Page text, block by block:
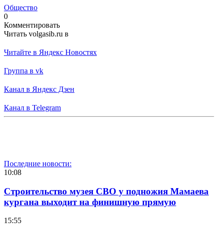
Общество
0
Комментировать
Читать volgasib.ru в
Читайте в Яндекс Новостях
Группа в vk
Канал в Яндекс Дзен
Канал в Telegram
Последние новости:
10:08
Строительство музея СВО у подножия Мамаева
кургана выходит на финишную прямую
15:55